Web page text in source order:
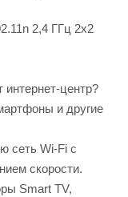
2,4 ГГц 2х2
центр?
и другие
сеть Wi-Fi с
скорости.
Smart TV,